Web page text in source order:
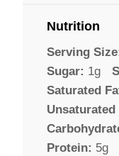
Nutrition
Serving
Sugar: 1g
Saturated
Unsaturated
Protein: 5g